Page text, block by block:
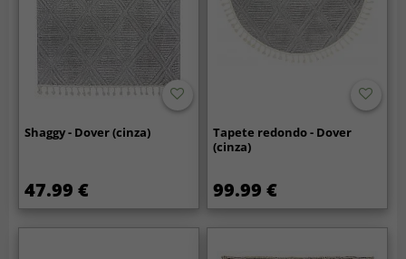
Shaggy - Dover (cinza)
47.99 €
Tapete redondo - Dover
(cinza)
99.99 €